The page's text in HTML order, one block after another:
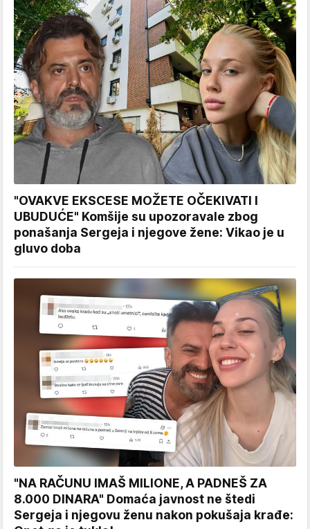
"OVAKVE EKSCESE MOŽETE OČEKIVATI I
UBUDUĆE" Komšije su upozoravale zbog
ponašanja Sergeja i njegove žene: Vikao je u
gluvo doba
"NA RAČUNU IMAŠ MILIONE, A PADNEŠ ZA
8.000 DINARA" Domaća javnost ne štedi
Sergeja i njegovu ženu nakon pokušaja krađe: